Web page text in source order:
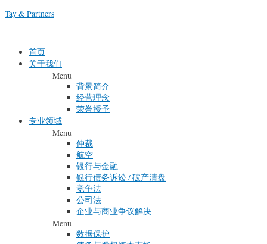
Skip
Tay & Partners
首页
关于我们
Menu
背景简介
经营理念
荣誉授予
专业领域
Menu
仲裁
航空
银行与金融
银行债务诉讼 / 破产清盘
竞争法
公司法
企业与商业争议解决
Menu
数据保护